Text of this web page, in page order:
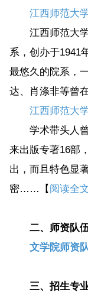
江西师范大
江西师范大学
系，创办于1941
最悠久的院系，
达、肖涤非等曾
江西师范大
学术带头人曾
来出版专著16部
出，而且特色显
密……【 阅读全
二、师资队
文学院师资
三、招生专